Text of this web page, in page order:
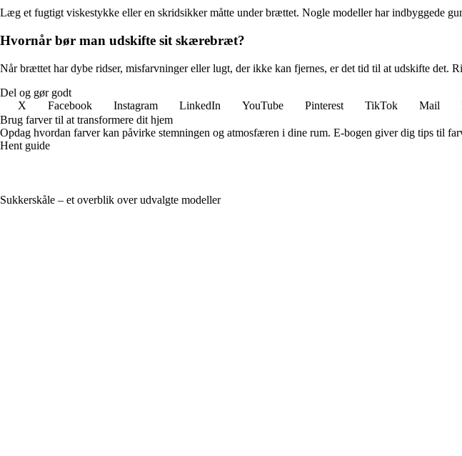
Læg et fugtigt viskestykke eller en skridsikker måtte under brættet. Nogle modeller har indbyggede
Hvornår bør man udskifte sit skærebræt?
Når brættet har dybe ridser, misfarvninger eller lugt, der ikke kan fjernes, er det tid til at udskifte det.
Del og gør godt
X
Facebook Instagram LinkedIn YouTube Pinterest TikTok Mail
Brug farver til at transformere dit hjem
Opdag hvordan farver kan påvirke stemningen og atmosfæren i dine rum. E-bogen giver dig tips til
Hent guide
Sukkerskåle – et overblik over udvalgte modeller